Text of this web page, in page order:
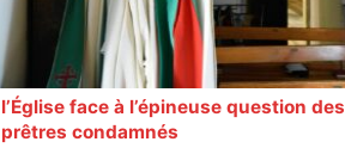
l’Église face à l’épineuse question des
prêtres condamnés